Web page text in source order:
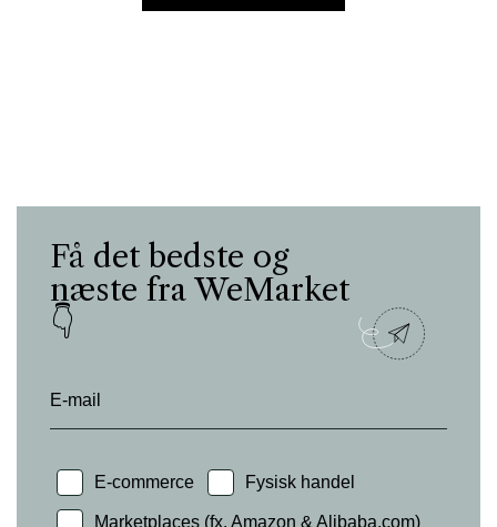
Få det bedste og
næste fra WeMarket
👇
E-mail
E-commerce Fysisk handel
Marketplaces (fx. Amazon & Alibaba.com)